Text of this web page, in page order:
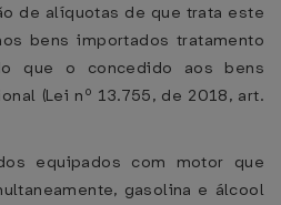
de alíquotas de que trata este
bens importados tratamento
que o concedido aos bens
(Lei nº 13.755, de 2018, art.
equipados com motor que
gasolina e álcool